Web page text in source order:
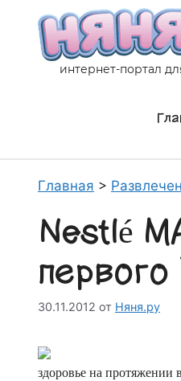
содержимому
интернет-портал
Главная >
Nestlé
первого
30.11.2012 от Няня.ру
здоровье на протяжении